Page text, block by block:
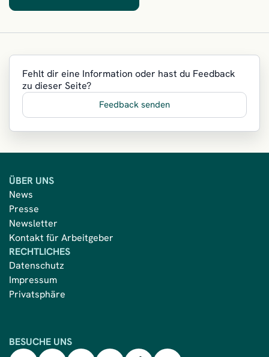
Fehlt dir eine Information oder hast du Feedback
zu dieser Seite?
Feedback senden
BESUCHE UNS
ÜBER UNS
News
Presse
Newsletter
Kontakt für Arbeitgeber
RECHTLICHES
Datenschutz
Impressum
Privatsphäre